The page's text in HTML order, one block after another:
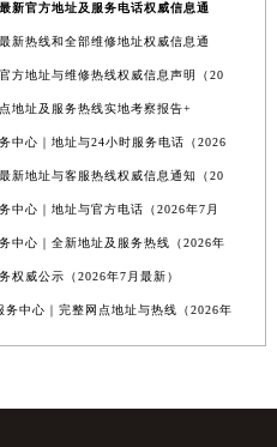
新官方地址及服务电话权威信息通
新热线和全部维修地址权威信息通
方地址与维修热线权威信息声明（20
地址及服务热线实地考察报告+
中心｜地址与24小时服务电话（2026
新地址与客服热线权威信息通知（20
中心｜地址与官方电话（2026年7月
中心｜全新地址及服务热线（2026年
权威公示（2026年7月最新）
中心｜完整网点地址与热线（2026年